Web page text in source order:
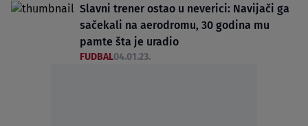
Slavni trener ostao u neverici: Navijači ga
sačekali na aerodromu, 30 godina mu
pamte šta je uradio
FUDBAL04.01.23.